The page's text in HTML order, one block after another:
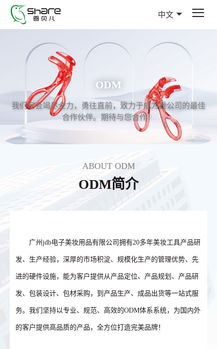
中文
ODM
我们定会竭尽全力，勇往直前，致力于成为贵公司的最佳
合作伙伴。期待与您合作！
ABOUT ODM
ODM简介
广州jdb电子美妆用品有限公司拥有20多年美妆工具产品研
发、生产经验，深厚的市场积淀、规模化生产的管理优势、先
进的硬件设施，能为客户提供从产品定位、产品规划、产品研
发、包装设计、包材采购，到产品生产、成品出货等一站式服
务。我们坚持以专业、规范、高效的ODM体系系统，为国内外
的客户提供高品质的产品，全方位打造完美品牌！